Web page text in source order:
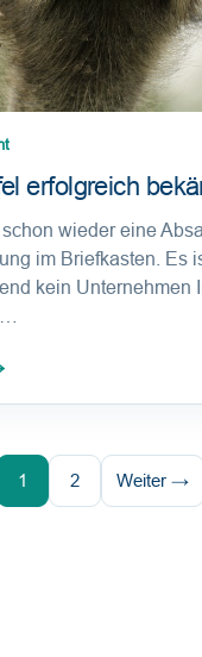
erfolgreich
wieder eine
im Briefkasten. Es
kein Unternehmen
1 2 Weiter →